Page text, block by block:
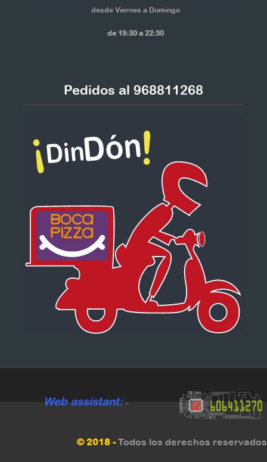
desde Viernes a Domingo
de 19:30 a 22:30
Pedidos al 968811268
Web assistant: -
© 2018 -Todos los derechos reservados